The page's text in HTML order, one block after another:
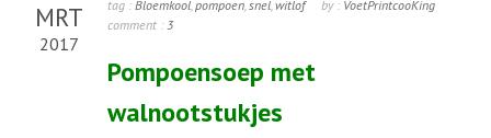
MRT
2017
tag : Bloemkool,pompoen,snel,witlof by : VoetPrintcooKing
comment : 3
Pompoensoep met
walnootstukjes